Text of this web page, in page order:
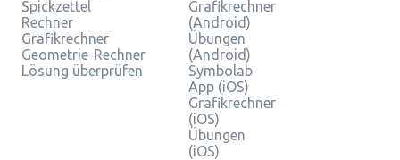
Spickzettel
Rechner
Grafikrechner
Geometrie-Rechner
Lösung überprüfen
Grafikrechner
(Android)
Übungen
(Android)
Symbolab
App (iOS)
Grafikrechner
(iOS)
Übungen
(iOS)